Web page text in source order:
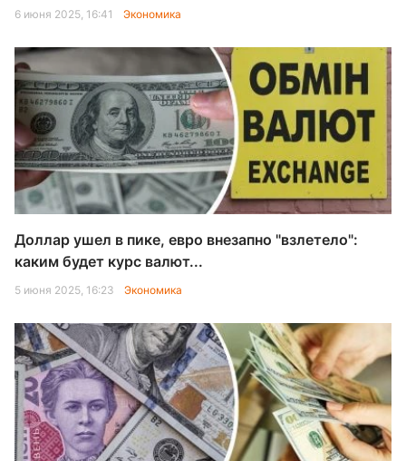
6 июня 2025, 16:41 Экономика
Доллар ушел в пике, евро внезапно "взлетело":
каким будет курс валют...
5 июня 2025, 16:23 Экономика